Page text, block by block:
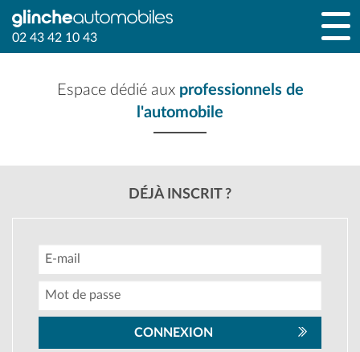
02 43 42 10 43
Espace dédié aux professionnels de
l'automobile
DÉJÀ INSCRIT ?
CONNEXION